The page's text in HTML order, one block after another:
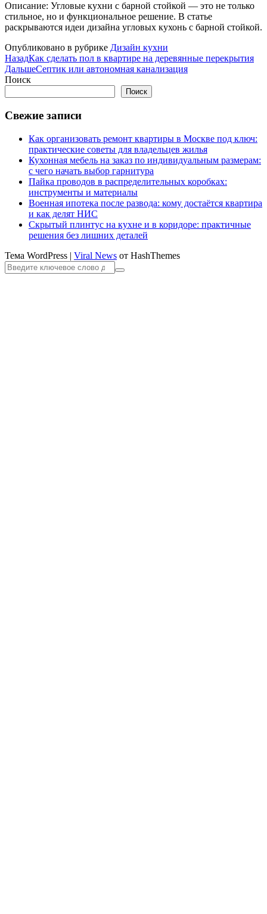
Описание: Угловые кухни с барной стойкой — это не только
стильное, но и функциональное решение. В статье
раскрываются идеи дизайна угловых кухонь с барной стойкой.
Опубликовано в рубрике Дизайн кухни
НазадКак сделать пол в квартире на деревянные перекрытия
ДальшеСептик или автономная канализация
Поиск
Поиск
Свежие записи
Как организовать ремонт квартиры в Москве под ключ:
практические советы для владельцев жилья
Кухонная мебель на заказ по индивидуальным размерам:
с чего начать выбор гарнитура
Пайка проводов в распределительных коробках:
инструменты и материалы
Военная ипотека после развода: кому достаётся квартира
и как делят НИС
Скрытый плинтус на кухне и в коридоре: практичные
решения без лишних деталей
Тема WordPress | Viral News от HashThemes